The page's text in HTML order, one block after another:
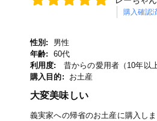
購入確認
性別:
男性
年齢:
60代
利用度:
昔からの愛用者（10年以上
購入目的:
お土産
大変美味しい
義実家への帰省のお土産に購入し